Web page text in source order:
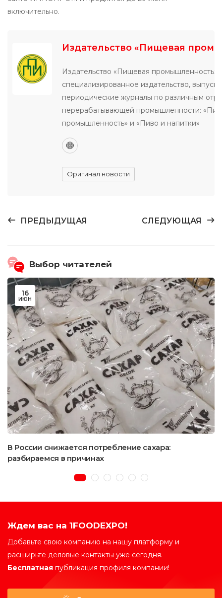
включительно.
Издательство «Пищевая
Издательство «Пищевая промышленность»
специализированное издательство,
периодические журналы по различным
перерабатывающей промышленности:
промышленность» и «Пиво и напитки»
Оригинал новости
ПРЕДЫДУЩАЯ СЛЕДУЮЩАЯ
Выбор читателей
16
ИЮН
В России снижается потребление сахара:
разбираемся в причинах
Ждем вас на 1FOODEXPO!
Добавьте свою компанию на нашу платформу и
расширьте деловые контакты уже сегодня.
Бесплатная публикация профиля компании!